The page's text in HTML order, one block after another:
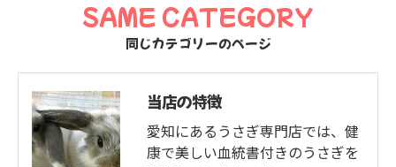
同じカテゴリーのページ
SAME CATEGORY
当店の特徴
愛知にあるうさぎ専門店では、健
康で美しい血統書付きのうさぎを